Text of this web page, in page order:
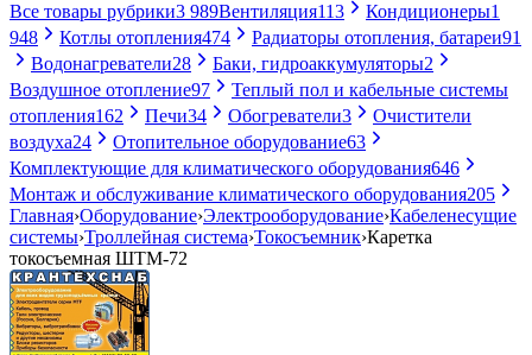
Все товары рубрики3 989Вентиляция113 Кондиционеры1
948
Котлы отопления474 Радиаторы отопления, батареи91
Водонагреватели28 Баки, гидроаккумуляторы2
Воздушное отопление97
Теплый пол и кабельные системы
отопления162 Печи34 Обогреватели3
Очистители
воздуха24 Отопительное оборудование63
Комплектующие для климатического оборудования646
Монтаж и обслуживание климатического оборудования205
Главная›Оборудование›Электрооборудование›Кабеленесущие
системы›Троллейная система›Токосъемник›Каретка
токосъемная ШТМ-72